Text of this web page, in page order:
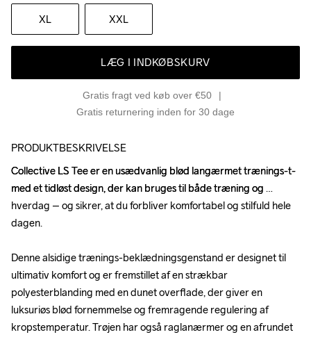
XL XXL
LÆG I INDKØBSKURV
Gratis fragt ved køb over €50
Gratis returnering inden for 30 dage
PRODUKTBESKRIVELSE
Collective LS Tee er en usædvanlig blød langærmet trænings-t-
med et tidløst design, der kan bruges til både træning og
hverdag – og sikrer, at du forbliver komfortabel og stilfuld hele
dagen.
Denne alsidige trænings-beklædningsgenstand er designet til
ultimativ komfort og er fremstillet af en strækbar
polyesterblanding med en dunet overflade, der giver en
luksuriøs blød fornemmelse og fremragende regulering af
kropstemperatur. Trøjen har også raglanærmer og en afrundet
Collective LS Tee er en usædvanlig blød langærmet trænings-t-
med et tidløst design, der kan bruges til både træning og
hverdag – og sikrer, at du forbliver komfortabel og stilfuld hele
dagen.
Denne alsidige trænings-beklædningsgenstand er designet til
ultimativ komfort og er fremstillet af en strækbar
polyesterblanding med en dunet overflade, der giver en
luksuriøs blød fornemmelse og fremragende regulering af
kropstemperatur. Trøjen har også raglanærmer og en afrundet